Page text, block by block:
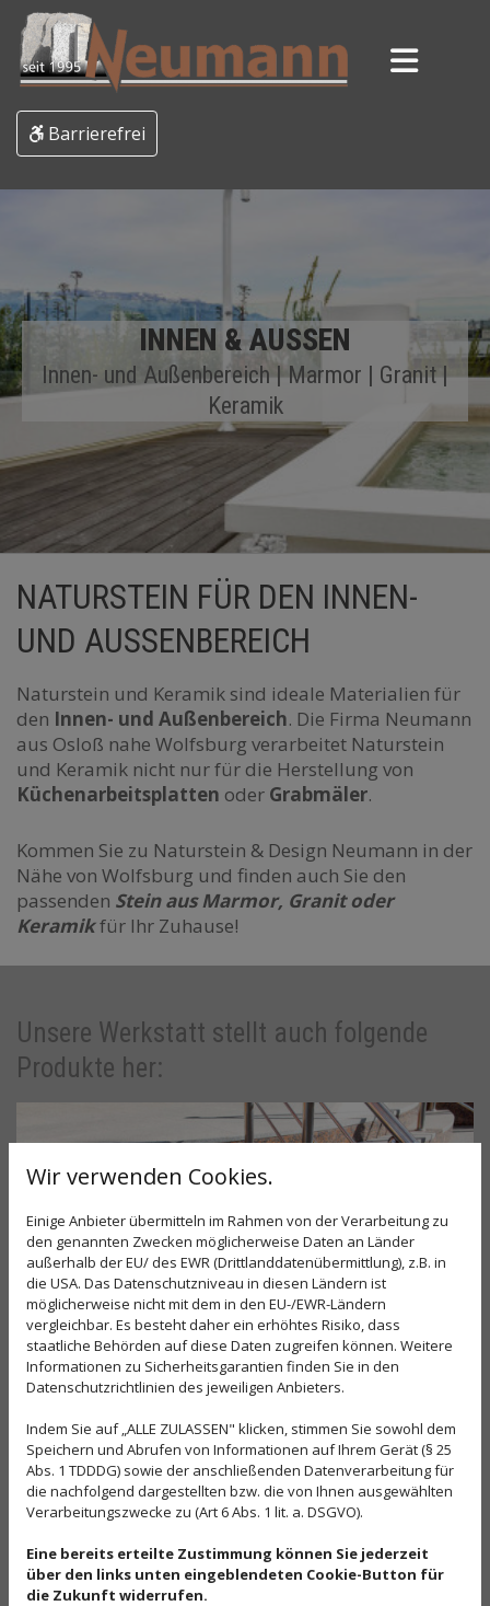
Barrierefrei
INNEN & AUSSEN
Innen- und Außenbereich | Marmor | Granit |
Keramik
NATURSTEIN FÜR DEN INNEN-
UND AUSSENBEREICH
Naturstein und Keramik sind ideale Materialien für
den Innen- und Außenbereich. Die Firma Neumann
aus Osloß nahe Wolfsburg verarbeitet Naturstein
und Keramik nicht nur für die Herstellung von
Küchenarbeitsplatten oder Grabmäler.
Kommen Sie zu Naturstein & Design Neumann in der
Nähe von Wolfsburg und finden auch Sie den
passenden Stein aus Marmor, Granit oder
Keramikfür Ihr Zuhause!
Unsere Werkstatt stellt auch folgende
Produkte her:
Wir verwenden Cookies.
Einige Anbieter übermitteln im Rahmen von der Verarbeitung zu
den genannten Zwecken möglicherweise Daten an Länder
außerhalb der EU/ des EWR (Drittlanddatenübermittlung), z.B. in
die USA. Das Datenschutzniveau in diesen Ländern ist
möglicherweise nicht mit dem in den EU-/EWR-Ländern
vergleichbar. Es besteht daher ein erhöhtes Risiko, dass
staatliche Behörden auf diese Daten zugreifen können. Weitere
Informationen zu Sicherheitsgarantien finden Sie in den
Datenschutzrichtlinien des jeweiligen Anbieters.
Indem Sie auf „ALLE ZULASSEN" klicken, stimmen Sie sowohl dem
Speichern und Abrufen von Informationen auf Ihrem Gerät (§ 25
Abs. 1 TDDDG) sowie der anschließenden Datenverarbeitung für
die nachfolgend dargestellten bzw. die von Ihnen ausgewählten
Verarbeitungszwecke zu (Art 6 Abs. 1 lit. a. DSGVO).
Eine bereits erteilte Zustimmung können Sie jederzeit
über den links unten eingeblendeten Cookie-Button für
die Zukunft widerrufen.